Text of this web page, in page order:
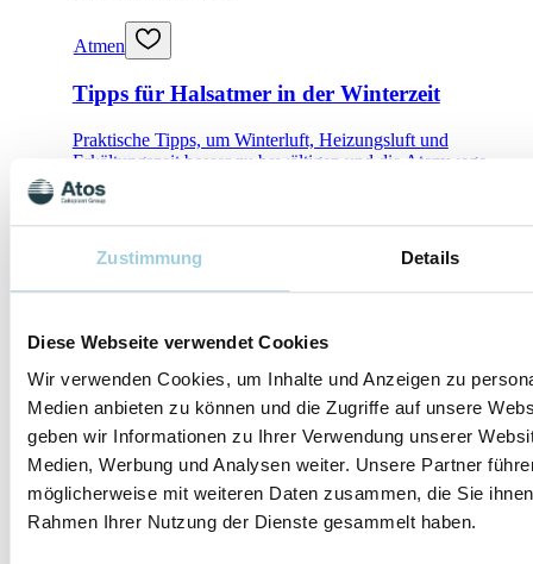
Zustimmung Details
Diese Webseite verwendet Cookies
Wir verwenden Cookies, um Inhalte und Anzeigen zu
Medien anbieten zu können und die Zugriffe auf unsere
geben wir Informationen zu Ihrer Verwendung unserer
Medien, Werbung und Analysen weiter. Unsere Partner
möglicherweise mit weiteren Daten zusammen, die Sie
Rahmen Ihrer Nutzung der Dienste gesammelt haben.
Atmen
Tipps für Halsatmer in der Winterzeit
Praktische Tipps, um Winterluft, Heizungsluft und
Erkältungszeit besser zu bewältigen und die Atemwege
wirksam zu schützen.
Leo berichtet: 13 Jahre Leben ohne Kehlkopf
Leo lebt seit 13 Jahren mit einer Laryngektomie. Erfahren
Sie, wie HMEs seine Lebensqualität verbessern.
Für Laryngektomierte
Psychoonkologie: Hilfe bei Krebs
Erfahren Sie wie Menschen mit Krebs ihre emotionale
Balance stärken und Alltagshürden bewältigen können.